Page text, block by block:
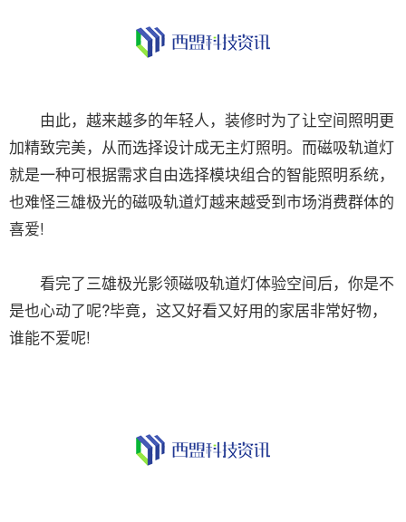
由此，越来越多的年轻人，装修时为了让空间照明更
加精致完美，从而选择设计成无主灯照明。而磁吸轨道灯
就是一种可根据需求自由选择模块组合的智能照明系统，
也难怪三雄极光的磁吸轨道灯越来越受到市场消费群体的
喜爱!
看完了三雄极光影领磁吸轨道灯体验空间后，你是不
是也心动了呢?毕竟，这又好看又好用的家居非常好物，
谁能不爱呢!